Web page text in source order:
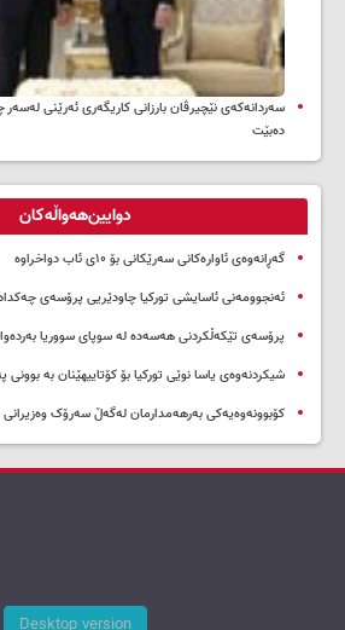
سه‌ردانه‌کەی نێچیرڤان بارزانی كاریگه‌ری ئه‌رێنی
ده‌بێت
دوایین‌هەواڵەکان
گەڕانەوەی ئاوارەکانی سەرێکانی بۆ ۱۰ی ئاب دواخراوە
ئەنجوومەنی ئاسایشی تورکیا چاودێریی پرۆسەی
پرۆسەی تێکەڵکردنی هەسەدە لە سوپای سووریا
شیکردنەوەی یاسا نوێی تورکیا بۆ کۆتاییهێنان بە بوونی
کۆبوونەوەیەکی بەرهەمدارمان لەگەڵ سەرۆک وەزیرانی